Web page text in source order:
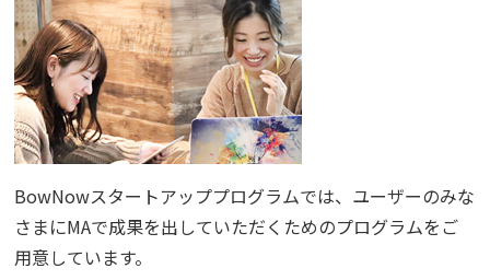
BowNowスタートアッププログラムでは、ユーザーのみな
さまにMAで成果を出していただくためのプログラムをご
用意しています。